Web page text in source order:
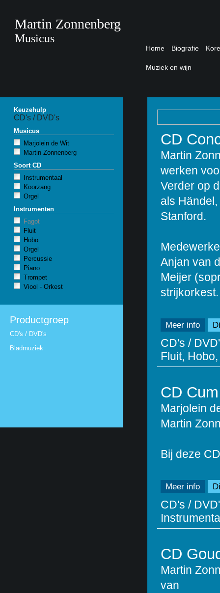
Martin Zonnenberg
Musicus
Home Biografie
Muziek en wijn
Keuzehulp
CD's / DVD's
Musicus
Marjolein de Wit
Martin Zonnenberg
Soort CD
Instrumentaal
Koorzang
Orgel
Instrumenten
Fagot
Fluit
Hobo
Orgel
Percussie
Piano
Trompet
Viool - Orkest
Productgroep
CD's / DVD's
Bladmuziek
CD
Martin
werken
Verder op
als
Stanford.
Anjan van
Meijer
Meer info
CD's /
Fluit,
CD
Marjolein
Martin
Bij deze
Meer info
CD's /
CD
Martin
van